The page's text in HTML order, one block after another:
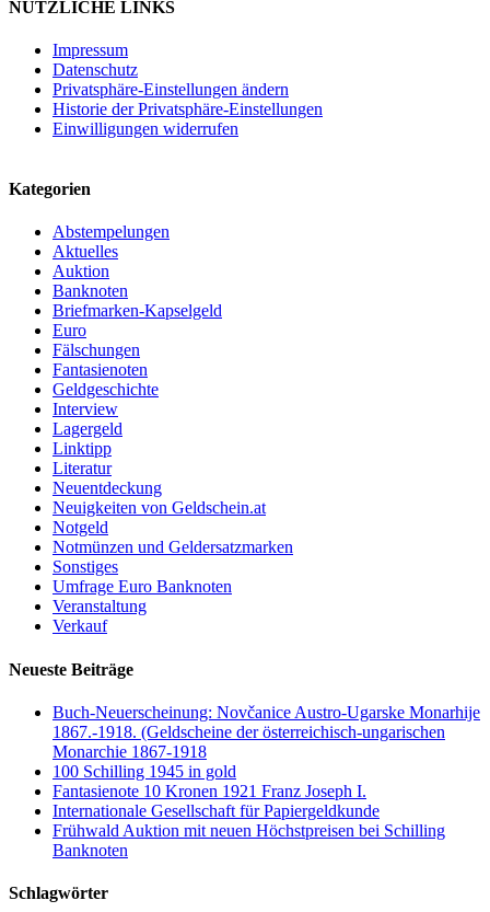
NÜTZLICHE LINKS
Impressum
Datenschutz
Privatsphäre-Einstellungen ändern
Historie der Privatsphäre-Einstellungen
Einwilligungen widerrufen
Kategorien
Abstempelungen
Aktuelles
Auktion
Banknoten
Briefmarken-Kapselgeld
Euro
Fälschungen
Fantasienoten
Geldgeschichte
Interview
Lagergeld
Linktipp
Literatur
Neuentdeckung
Neuigkeiten von Geldschein.at
Notgeld
Notmünzen und Geldersatzmarken
Sonstiges
Umfrage Euro Banknoten
Veranstaltung
Verkauf
Neueste Beiträge
Buch-Neuerscheinung: Novčanice Austro-Ugarske Monarhije
1867.-1918. (Geldscheine der österreichisch-ungarischen
Monarchie 1867-1918
100 Schilling 1945 in gold
Fantasienote 10 Kronen 1921 Franz Joseph I.
Internationale Gesellschaft für Papiergeldkunde
Frühwald Auktion mit neuen Höchstpreisen bei Schilling
Banknoten
Schlagwörter